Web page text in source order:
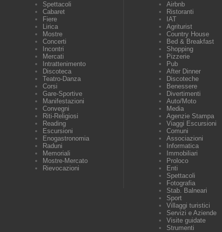
Spettacoli
Cabaret
Fiere
Lirica
Mostre
Concerti
Incontri
Mercati
Intrattenimento
Discoteca
Teatro-Danza
Corsi
Gare-Sportive
Manifestazioni
Convegni
Riti-Religiosi
Reading
Escursioni
Enogastronomia
Raduni
Memoriali
Mostre-Mercato
Rievocazioni
Airbnb
Ristoranti
IAT
Agriturist
Country House
Bed & Breakfast
Shopping
Pizzerie
Pub
After Dinner
Discoteche
Benessere
Divertimenti
Auto/Moto
Media
Agenzie Stampa
Viaggi Escursioni
Comuni
Associazioni
Informatica
Immobiliari
Proloco
Enti
Spettacoli
Fotografia
Stab. Balneari
Sport
Villaggi turistici
Servizi e Aziende
Visite guidate
Strumenti